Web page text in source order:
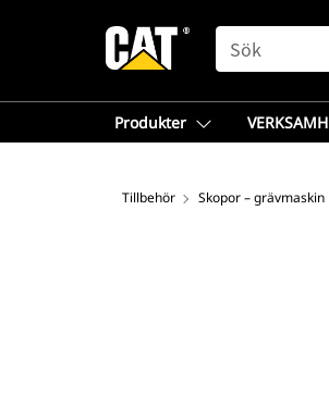
SEARCH
Produkter
Tillbehör Skopor – grävmaskin